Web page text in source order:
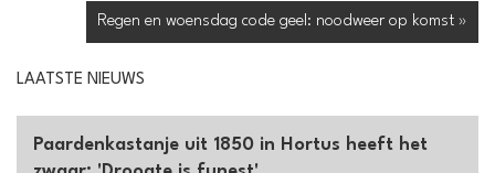
Regen en woensdag code geel: noodweer op komst »
LAATSTE NIEUWS
Paardenkastanje uit 1850 in Hortus heeft het